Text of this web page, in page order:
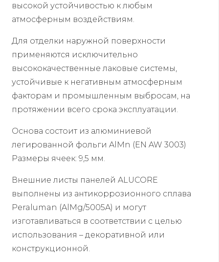
высокой устойчивостью к любым
атмосферным воздействиям.
Для отделки наружной поверхности
применяются исключительно
высококачественные лаковые системы,
устойчивые к негативным атмосферным
факторам и промышленным выбросам, на
протяжении всего срока эксплуатации.
Основа состоит из алюминиевой
легированной фольги AlMn (EN AW 3003)
Размеры ячеек: 9,5 мм.
Внешние листы панелей ALUCORE
выполнены из антикоррозионного сплава
Peraluman (AlMg/5005A) и могут
изготавливаться в соответствии с целью
использования – декоративной или
конструкционной.